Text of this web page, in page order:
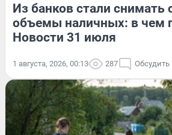
Из банков стали снимать
объемы наличных: в чем
Новости 31 июля
1 августа, 2026, 00:13 287 Обсудить